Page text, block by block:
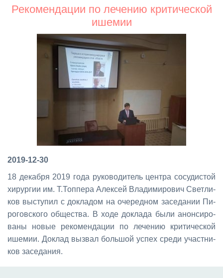
Рекомендации по лечению критической
ишемии
2019-12-30
18 де­каб­ря 2019 го­да ру­ко­во­ди­тель цен­тра со­су­ди­стой
хи­рур­гии им. Т.Топ­пе­ра Алек­сей Вла­ди­ми­ро­вич Свет­ли­
ков вы­сту­пил с до­кла­дом на оче­ред­ном за­се­да­нии Пи­
ро­гов­ско­го об­ще­ства. В хо­де до­кла­да бы­ли анон­си­ро­
ва­ны но­вые ре­ко­мен­да­ции по ле­че­нию кри­ти­че­ской
ише­мии. До­клад вы­звал боль­шой успех сре­ди участ­ни­
ков за­се­да­ния.